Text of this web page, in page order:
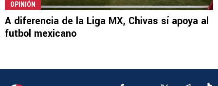
OPINIÓN
A diferencia de la Liga MX, Chivas sí apoya al
futbol mexicano